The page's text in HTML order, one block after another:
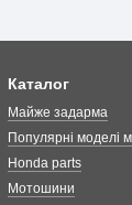
Каталог
Майже задарма
Популярні моделі
Honda parts
Мотошини